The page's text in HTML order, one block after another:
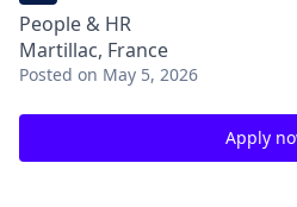
People & HR
Martillac, France
Posted on May 5, 2026
Apply